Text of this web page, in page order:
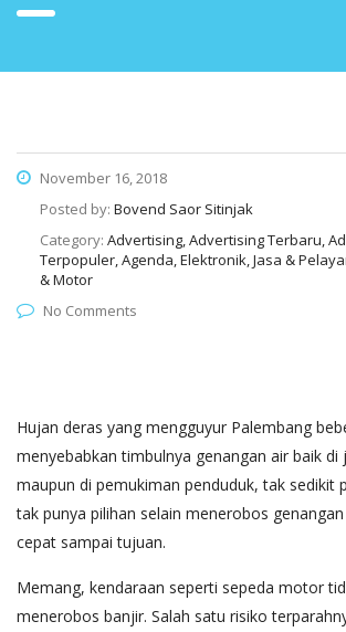
November 16, 2018
Posted by: Bovend Saor Sitinjak
Category: Advertising, Advertising Terbaru,
Terpopuler, Agenda, Elektronik, Jasa &
& Motor
No Comments
Hujan deras yang mengguyur Palembang
menyebabkan timbulnya genangan air baik
maupun di pemukiman penduduk, tak sedikit
tak punya pilihan selain menerobos
cepat sampai tujuan.
Memang, kendaraan seperti sepeda motor
menerobos banjir. Salah satu risiko